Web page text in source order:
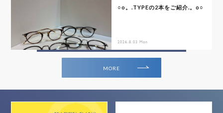
○o。.TYPEの2本をご紹介.。o○
2026.8.03 Mon
MORE